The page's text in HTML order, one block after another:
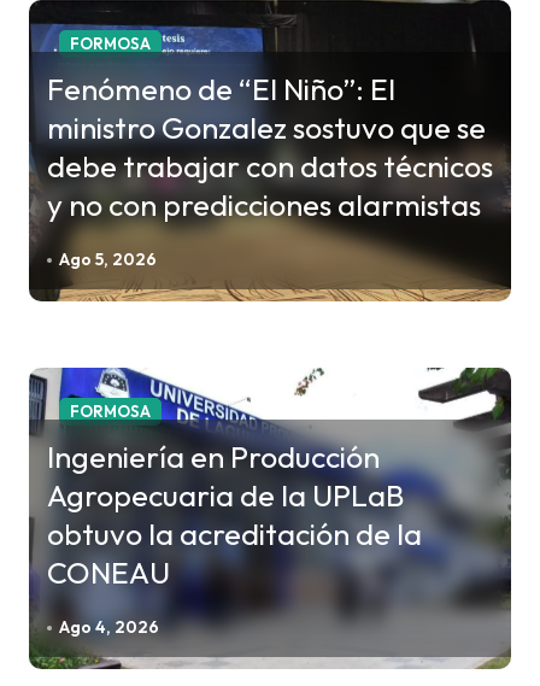
a
d
FORMOSA
Fenómeno de “El Niño”: El
ministro Gonzalez sostuvo que se
debe trabajar con datos técnicos
y no con predicciones alarmistas
Ago 5, 2026
FORMOSA
Ingeniería en Producción
Agropecuaria de la UPLaB
obtuvo la acreditación de la
CONEAU
Ago 4, 2026